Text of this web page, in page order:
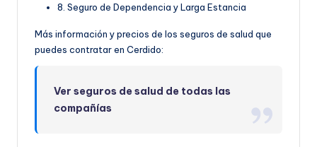
8. Seguro de Dependencia y Larga Estancia
Más información y precios de los seguros de salud que
puedes contratar en Cerdido:
Ver seguros de salud de todas las
compañías